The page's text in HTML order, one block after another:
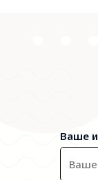
Ваше